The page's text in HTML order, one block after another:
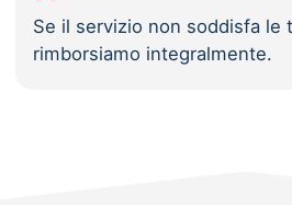
Se il servizio non soddisfa le
rimborsiamo integralmente.